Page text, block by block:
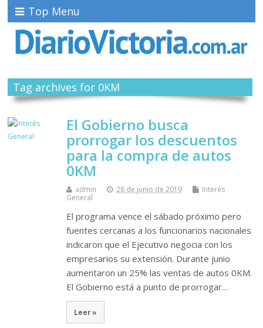
Top Menu
Tag archives for 0KM
El Gobierno busca
prorrogar los descuentos
para la compra de autos
0KM
admin 28 de junio de 2019
Interés
General
El programa vence el sábado próximo pero
fuentes cercanas a los funcionarios nacionales
indicaron que el Ejecutivo negocia con los
empresarios su extensión. Durante junio
aumentaron un 25% las ventas de autos 0KM.
El Gobierno está a punto de prorrogar…
Leer »